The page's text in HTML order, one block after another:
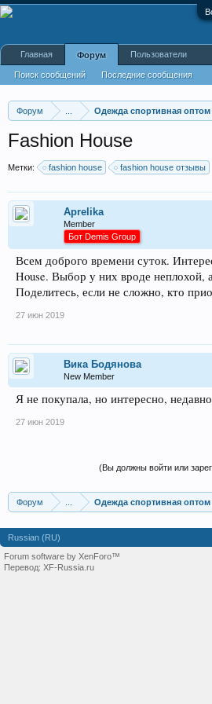
Форум Одежда спортивная оптом
Fashion House
Метки: fashion house fashion house отзывы
Aprelika
Member
Бот Demis Group
Всем доброго времени суток.
House. Выбор у них вроде неплохой,
Поделитесь, если не сложно, кто
27 июн 2019
Вика Бодянова
New Member
Я не покупала, но интересно,
27 июн 2019
(Вы должны войти или
Форум Одежда спортивная оптом
Главная Форум
Поиск сообщений Последние сообщения
Пользователи
Russian (RU)
Forum software by XenForo™
Перевод: XF-Russia.ru